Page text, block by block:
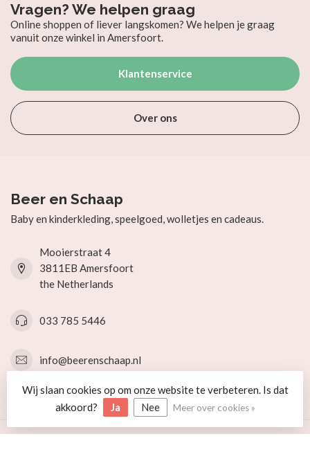
Vragen? We helpen graag
Online shoppen of liever langskomen? We helpen je graag
vanuit onze winkel in Amersfoort.
Klantenservice
Over ons
Beer en Schaap
Baby en kinderkleding, speelgoed, wolletjes en cadeaus.
Mooierstraat 4
3811EB Amersfoort
the Netherlands
033 785 5446
info@beerenschaap.nl
Categorieën
Informatie
Wij slaan cookies op om onze website te verbeteren. Is dat
akkoord?
Ja Nee Meer over cookies »